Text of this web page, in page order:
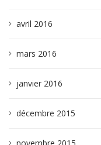
avril 2016
mars 2016
janvier 2016
décembre 2015